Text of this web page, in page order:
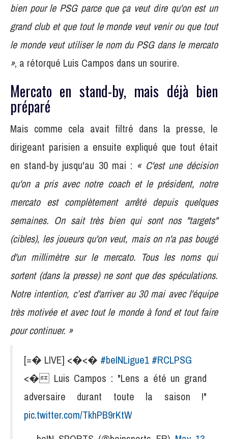
bien pour le PSG parce que ça veut dire qu'on est un
grand club et que tout le monde veut venir ou que tout
le monde veut utiliser le nom du PSG dans le mercato
», a rétorqué Luis Campos dans un sourire.
Mercato en stand-by, mais déjà bien
préparé
Mais comme cela avait filtré dans la presse, le
dirigeant parisien a ensuite expliqué que tout était
en stand-by jusqu'au 30 mai : « C'est une décision
qu'on a pris avec notre coach et le président, notre
mercato est complètement arrêté depuis quelques
semaines. On sait très bien qui sont nos "targets"
(cibles), les joueurs qu'on veut, mais on n'a pas bougé
d'un millimètre sur le mercato. Tous les noms qui
sortent (dans la presse) ne sont que des spéculations.
Notre intention, c’est d'arriver au 30 mai avec l'équipe
très motivée et avec tout le monde à fond et tout faire
pour continuer. »
[=� LIVE] <�<� #beINLigue1 #RCLPSG
<� Luis Campos : "Lens a été un grand
adversaire durant toute la saison !"
pic.twitter.com/TkhPB9rKtW